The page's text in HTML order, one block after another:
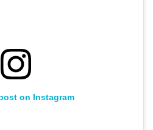
on Instagram